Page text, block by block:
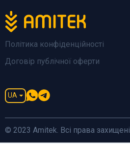
Політика конфіденційності
Договір публічної оферти
UA
© 2023 Amitek. Всі права захищені.